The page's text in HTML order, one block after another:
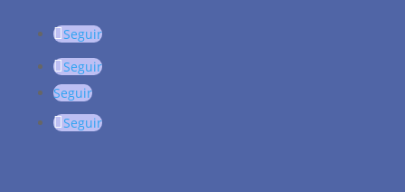
Seguir
Seguir
Seguir
Seguir